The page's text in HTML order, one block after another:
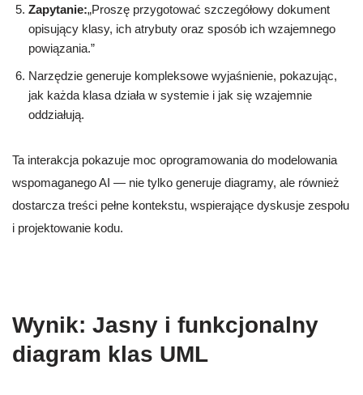
Zapytanie:„Proszę przygotować szczegółowy dokument
opisujący klasy, ich atrybuty oraz sposób ich wzajemnego
powiązania.”
Narzędzie generuje kompleksowe wyjaśnienie, pokazując,
jak każda klasa działa w systemie i jak się wzajemnie
oddziałują.
Ta interakcja pokazuje moc oprogramowania do modelowania
wspomaganego AI — nie tylko generuje diagramy, ale również
dostarcza treści pełne kontekstu, wspierające dyskusje zespołu
i projektowanie kodu.
Wynik: Jasny i funkcjonalny
diagram klas UML